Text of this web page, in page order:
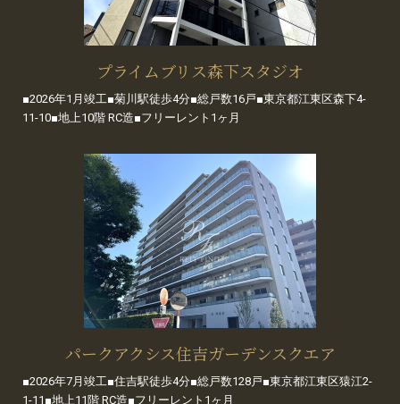
プライムブリス森下スタジオ
■2026年1月竣工■菊川駅徒歩4分■総戸数16戸■東京都江東区森下4-
11-10■地上10階 RC造■フリーレント1ヶ月
パークアクシス住吉ガーデンスクエア
■2026年7月竣工■住吉駅徒歩4分■総戸数128戸■東京都江東区猿江2-
1-11■地上11階 RC造■フリーレント1ヶ月